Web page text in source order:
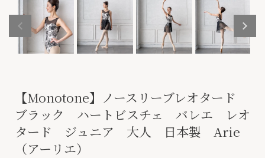
【Monotone】ノースリーブレオタード
ブラック ハートビスチェ バレエ レオ
タード ジュニア 大人 日本製 Arie
（アーリエ）